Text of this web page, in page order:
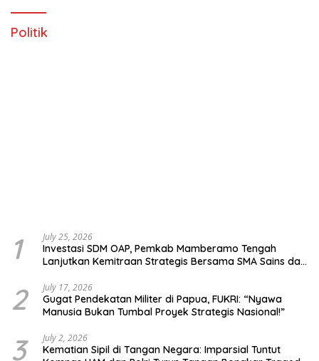
Politik
1 July 25, 2026
Investasi SDM OAP, Pemkab Mamberamo Tengah
Lanjutkan Kemitraan Strategis Bersama SMA Sains dan
2 July 17, 2026
Gugat Pendekatan Militer di Papua, FUKRI: “Nyawa
Manusia Bukan Tumbal Proyek Strategis Nasional!”
3 July 2, 2026
Kematian Sipil di Tangan Negara: Imparsial Tuntut